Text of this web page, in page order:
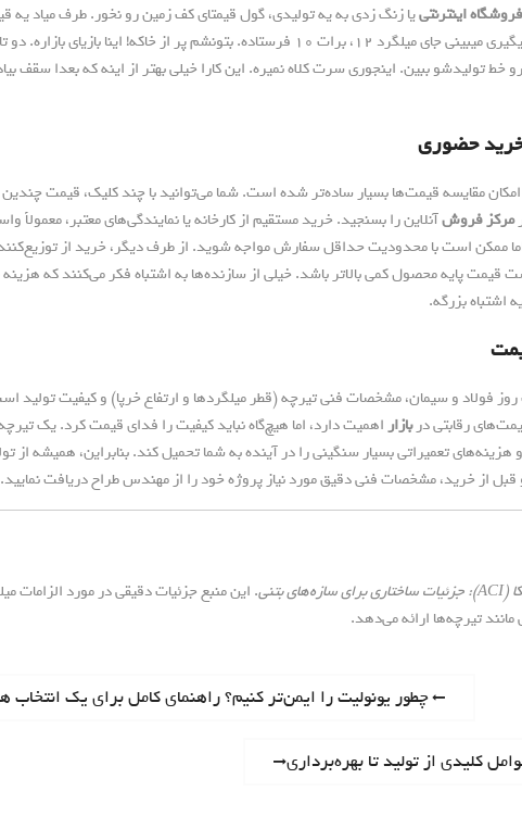
فروشگاه اینترنتییا زنگ زدی به یه تولیدی، گول قیمتای کف زمین رو نخور. طرف میاد یه
هوش از سرت بپره، بعد که بار رو تحویل میگیری میبینی جای میلگرد ۱۲، برات ۱۰ فرستاده. بتونشم پر از خاکه! اینا
خط تولیدشو ببین. اینجوری سرت کلاه نمیره. این کارا خیلی بهتر از اینه که بعدا سقف
حضوری
امکان مقایسه قیمت‌ها بسیار ساده‌تر شده است. شما می‌توانید با چند کلیک، قیمت چندین
مرکز فروشآنلاین را بسنجید. خرید مستقیم از کارخانه یا نمایندگی‌های معتبر، معمولاً
ممکن است با محدودیت حداقل سفارش مواجه شوید. از طرف دیگر، خرید از
پایه محصول کمی بالاتر باشد. خیلی از سازنده‌ها به اشتباه فکر می‌کنند که
اشتباه بزرگه.
روز فولاد و سیمان، مشخصات فنی تیرچه (قطر میلگردها و ارتفاع خرپا) و کیفیت تولید
رقابتی دربازاراهمیت دارد، اما هیچ‌گاه نباید کیفیت را فدای قیمت کرد. یک
تعمیراتی بسیار سنگینی را در آینده به شما تحمیل کند. بنابراین، همیشه از
قبل از خرید، مشخصات فنی دقیق مورد نیاز پروژه خود را از مهندس طراح دریافت نمایید.
. این منبع جزئیات دقیقی در مورد الزامات
تیرچه‌ها ارائه می‌دهد.
P
e
v
چطور یونولیت را ایمن‌تر کنیم؟ راهنمای کامل برای یک انتخاب
کلیدی از تولید تا بهره‌برداری